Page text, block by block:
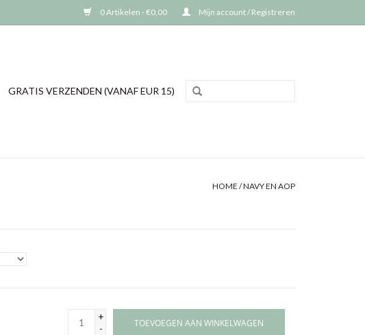
0 Artikelen - €0,00 Mijn account / Registreren
GRATIS VERZENDEN (VANAF EUR 15)
HOME /NAVY EN AOP
+
-
TOEVOEGEN AAN WINKELWAGEN